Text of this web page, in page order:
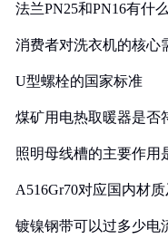
法兰PN25和PN16有什
消费者对洗衣机的核心
U型螺栓的国家标准
煤矿用电热取暖器是否
照明母线槽的主要作用
A516Gr70对应国内材
镀镍钢带可以过多少电